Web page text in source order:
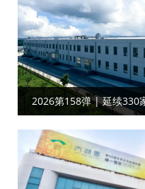
2026第158弹 | 延续
作工厂目视化